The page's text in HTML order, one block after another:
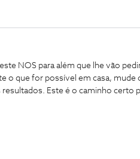
NOS para além que lhe vão
o que for possível em casa, mude
Este é o caminho certo